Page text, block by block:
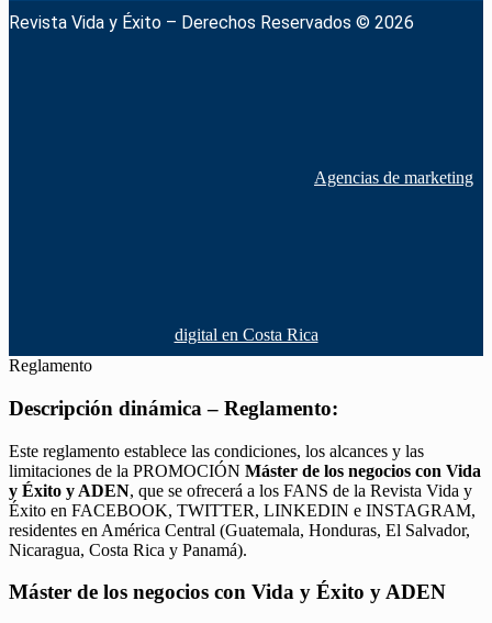
Revista Vida y Éxito – Derechos Reservados © 2026
Agencias de marketing
digital en Costa Rica
Reglamento
Descripción dinámica – Reglamento:
Este reglamento establece las condiciones, los alcances y las
limitaciones de la PROMOCIÓN Máster de los negocios con Vida
y Éxito y ADEN, que se ofrecerá a los FANS de la Revista Vida y
Éxito en FACEBOOK, TWITTER, LINKEDIN e INSTAGRAM,
residentes en América Central (Guatemala, Honduras, El Salvador,
Nicaragua, Costa Rica y Panamá).
Máster de los negocios con Vida y Éxito y ADEN